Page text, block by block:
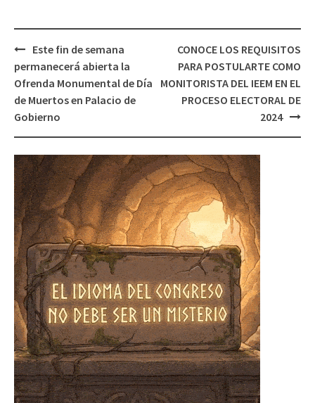
Post
navigation
Este fin de semana
permanecerá abierta la
Ofrenda Monumental de Día
de Muertos en Palacio de
Gobierno
CONOCE LOS REQUISITOS
PARA POSTULARTE COMO
MONITORISTA DEL IEEM EN EL
PROCESO ELECTORAL DE
2024